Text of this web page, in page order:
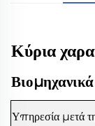
Κύρια
Υπηρεσία μετά